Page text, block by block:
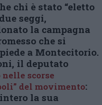
chi è stato “eletto
seggi,
la campagna
che si
a Montecitorio.
il deputato
scorse
del movimento:
la sua